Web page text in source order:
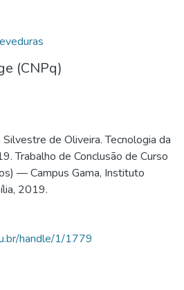
(CNPq)
de Oliveira. Tecnologia da
Trabalho de Conclusão de Curso
— Campus Gama, Instituto
2019.
handle/1/1779